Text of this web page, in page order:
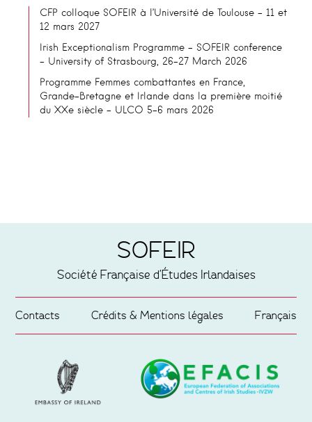
CFP colloque SOFEIR à l’Université de Toulouse – 11 et
12 mars 2027
Irish Exceptionalism Programme – SOFEIR conference
– University of Strasbourg, 26-27 March 2026
Programme Femmes combattantes en France,
Grande-Bretagne et Irlande dans la première moitié
du XXe siècle – ULCO 5-6 mars 2026
SOFEIR
Société Française d'Études Irlandaises
Contacts Crédits & Mentions légales Français